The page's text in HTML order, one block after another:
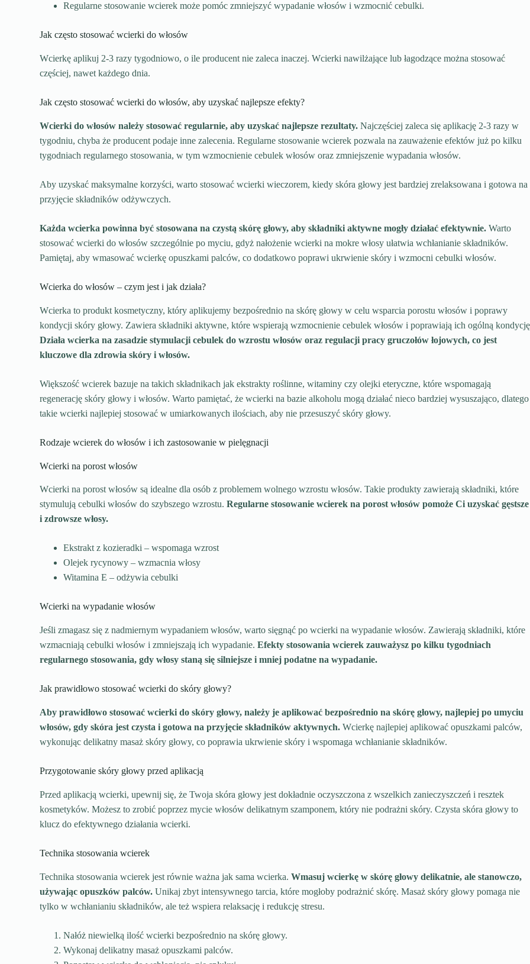
Regularne stosowanie wcierek może pomóc zmniejszyć wypadanie włosów i wzmocnić cebulki.
Jak często stosować wcierki do włosów
Wcierkę aplikuj 2-3 razy tygodniowo, o ile producent nie zaleca inaczej. Wcierki nawilżające lub łagodzące można stosować
częściej, nawet każdego dnia.
Jak często stosować wcierki do włosów, aby uzyskać najlepsze efekty?
Wcierki do włosów należy stosować regularnie, aby uzyskać najlepsze rezultaty. Najczęściej zaleca się aplikację 2-3 razy w
tygodniu, chyba że producent podaje inne zalecenia. Regularne stosowanie wcierek pozwala na zauważenie efektów już po kilku
tygodniach regularnego stosowania, w tym wzmocnienie cebulek włosów oraz zmniejszenie wypadania włosów.
Aby uzyskać maksymalne korzyści, warto stosować wcierki wieczorem, kiedy skóra głowy jest bardziej zrelaksowana i gotowa na
przyjęcie składników odżywczych.
Każda wcierka powinna być stosowana na czystą skórę głowy, aby składniki aktywne mogły działać efektywnie. Warto
stosować wcierki do włosów szczególnie po myciu, gdyż nałożenie wcierki na mokre włosy ułatwia wchłanianie składników.
Pamiętaj, aby wmasować wcierkę opuszkami palców, co dodatkowo poprawi ukrwienie skóry i wzmocni cebulki włosów.
Wcierka do włosów – czym jest i jak działa?
Wcierka to produkt kosmetyczny, który aplikujemy bezpośrednio na skórę głowy w celu wsparcia porostu włosów i poprawy
kondycji skóry głowy. Zawiera składniki aktywne, które wspierają wzmocnienie cebulek włosów i poprawiają ich ogólną
Działa wcierka na zasadzie stymulacji cebulek do wzrostu włosów oraz regulacji pracy gruczołów łojowych, co jest
kluczowe dla zdrowia skóry i włosów.
Większość wcierek bazuje na takich składnikach jak ekstrakty roślinne, witaminy czy olejki eteryczne, które wspomagają
regenerację skóry głowy i włosów. Warto pamiętać, że wcierki na bazie alkoholu mogą działać nieco bardziej wysuszająco, dlatego
takie wcierki najlepiej stosować w umiarkowanych ilościach, aby nie przesuszyć skóry głowy.
Rodzaje wcierek do włosów i ich zastosowanie w pielęgnacji
Wcierki na porost włosów
Wcierki na porost włosów są idealne dla osób z problemem wolnego wzrostu włosów. Takie produkty zawierają składniki, które
stymulują cebulki włosów do szybszego wzrostu.Regularne stosowanie wcierek na porost włosów pomoże Ci uzyskać gęstsze
i zdrowsze włosy.
Ekstrakt z kozieradki – wspomaga wzrost
Olejek rycynowy – wzmacnia włosy
Witamina E – odżywia cebulki
Wcierki na wypadanie włosów
Jeśli zmagasz się z nadmiernym wypadaniem włosów, warto sięgnąć po wcierki na wypadanie włosów. Zawierają składniki, które
wzmacniają cebulki włosów i zmniejszają ich wypadanie.Efekty stosowania wcierek zauważysz po kilku tygodniach
regularnego stosowania, gdy włosy staną się silniejsze i mniej podatne na wypadanie.
Jak prawidłowo stosować wcierki do skóry głowy?
Aby prawidłowo stosować wcierki do skóry głowy, należy je aplikować bezpośrednio na skórę głowy, najlepiej po umyciu
włosów, gdy skóra jest czysta i gotowa na przyjęcie składników aktywnych. Wcierkę najlepiej aplikować opuszkami palców,
wykonując delikatny masaż skóry głowy, co poprawia ukrwienie skóry i wspomaga wchłanianie składników.
Przygotowanie skóry głowy przed aplikacją
Przed aplikacją wcierki, upewnij się, że Twoja skóra głowy jest dokładnie oczyszczona z wszelkich zanieczyszczeń i resztek
kosmetyków. Możesz to zrobić poprzez mycie włosów delikatnym szamponem, który nie podrażni skóry. Czysta skóra głowy to
klucz do efektywnego działania wcierki.
Technika stosowania wcierek
Technika stosowania wcierek jest równie ważna jak sama wcierka.Wmasuj wcierkę w skórę głowy delikatnie, ale stanowczo,
używając opuszków palców. Unikaj zbyt intensywnego tarcia, które mogłoby podrażnić skórę. Masaż skóry głowy pomaga nie
tylko w wchłanianiu składników, ale też wspiera relaksację i redukcję stresu.
Nałóż niewielką ilość wcierki bezpośrednio na skórę głowy.
Wykonaj delikatny masaż opuszkami palców.